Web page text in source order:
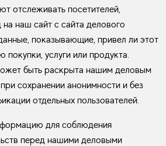
отслеживать посетителей,
наш сайт с сайта делового
показывающие, привел ли этот
услуги или продукта.
быть раскрыта нашим деловым
сохранении анонимности и без
отдельных пользователей.
для соблюдения
перед нашими деловыми